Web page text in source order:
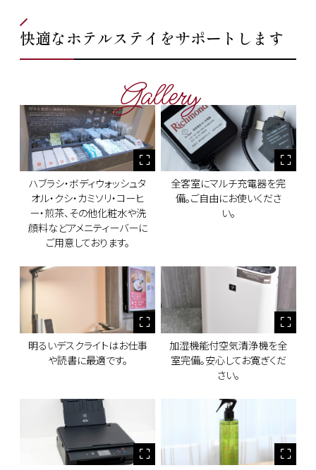
快適なホテルステイをサポートします
Gallery
ハブラシ・ボディウォッシュタ
オル・クシ・カミソリ・コーヒ
ー・煎茶、その他化粧水や洗
顔料などアメニティーバーに
ご用意しております。
全客室にマルチ充電器を完
備。ご自由にお使いくださ
い。
明るいデスクライトはお仕事
や読書に最適です。
加湿機能付空気清浄機を全
室完備。安心してお寛ぎくだ
さい。